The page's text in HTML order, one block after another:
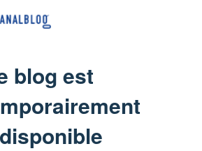
blog est